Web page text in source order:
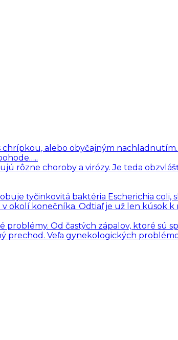
chrípkou, alebo obyčajným
rôzne choroby a virózy. Je teda
tyčinkovitá baktéria Escherichia coli,
okolí konečníka. Odtiaľ je už len kúsok k
Od častých zápalov, ktoré sú
Veľa gynekologických